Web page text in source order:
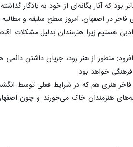
که آثار یگانه‌ای از خود به یادگار
فاخر در اصفهان، امروز سطح سلیقه و
هستیم زیرا هنرمندان بدلیل مشکلات
منظور از هنر رود، جریان داشتن
خواهد بود.
فاخر هنری هم که در شرایط فعلی توسط
هنرمندان خاک می‌خورند و چون